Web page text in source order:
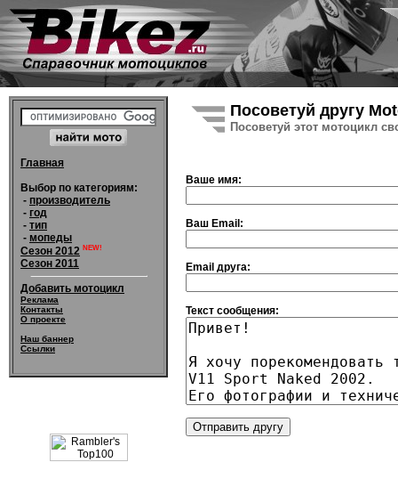
Главная
Выбор по категориям:
- производитель
- год
- тип
- мопеды
Сезон 2012 NEW!
Сезон 2011
Добавить мотоцикл
Реклама
Контакты
О проекте
Наш баннер
Ссылки
Посоветуй другу
Посоветуй этот мотоцикл
Ваше имя:
Ваш Email:
Email друга:
Текст сообщения: